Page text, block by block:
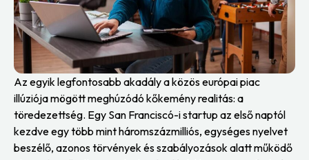
Az egyik legfontosabb akadály a közös európai piac
illúziója mögött meghúzódó kőkemény realitás: a
töredezettség. Egy San Franciscó-i startup az első naptól
kezdve egy több mint háromszázmilliós, egységes nyelvet
beszélő, azonos törvények és szabályozások alatt működő